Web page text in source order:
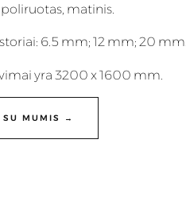
matinis.
6.5 mm; 12 mm; 20 mm.
yra 3200 x 1600 mm.
SU MUMIS →